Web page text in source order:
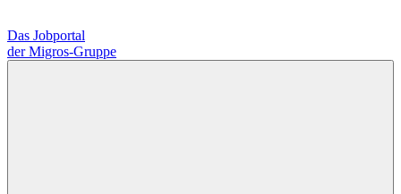
Das Jobportal
der Migros-Gruppe